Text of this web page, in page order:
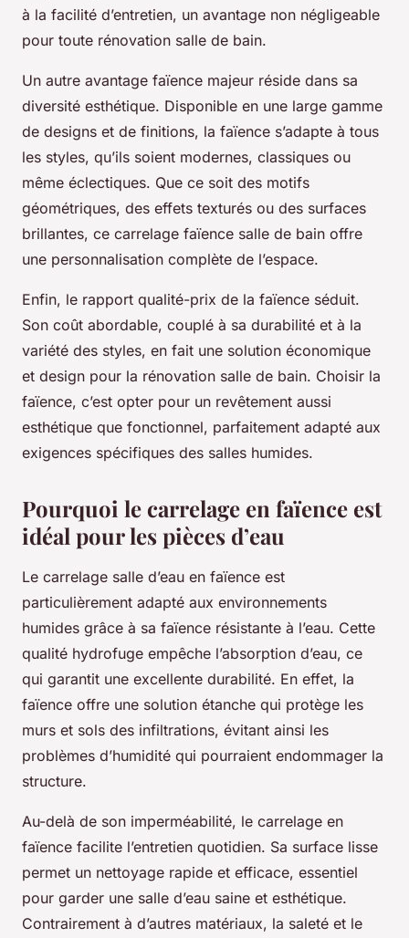
à la facilité d’entretien, un avantage non négligeable
pour toute rénovation salle de bain.
Un autre avantage faïence majeur réside dans sa
diversité esthétique. Disponible en une large gamme
de designs et de finitions, la faïence s’adapte à tous
les styles, qu’ils soient modernes, classiques ou
même éclectiques. Que ce soit des motifs
géométriques, des effets texturés ou des surfaces
brillantes, ce carrelage faïence salle de bain offre
une personnalisation complète de l’espace.
Enfin, le rapport qualité-prix de la faïence séduit.
Son coût abordable, couplé à sa durabilité et à la
variété des styles, en fait une solution économique
et design pour la rénovation salle de bain. Choisir la
faïence, c’est opter pour un revêtement aussi
esthétique que fonctionnel, parfaitement adapté aux
exigences spécifiques des salles humides.
Pourquoi le carrelage en faïence est
idéal pour les pièces d’eau
Le carrelage salle d’eau en faïence est
particulièrement adapté aux environnements
humides grâce à sa faïence résistante à l’eau. Cette
qualité hydrofuge empêche l’absorption d’eau, ce
qui garantit une excellente durabilité. En effet, la
faïence offre une solution étanche qui protège les
murs et sols des infiltrations, évitant ainsi les
problèmes d’humidité qui pourraient endommager la
structure.
Au-delà de son imperméabilité, le carrelage en
faïence facilite l’entretien quotidien. Sa surface lisse
permet un nettoyage rapide et efficace, essentiel
pour garder une salle d’eau saine et esthétique.
Contrairement à d’autres matériaux, la saleté et le